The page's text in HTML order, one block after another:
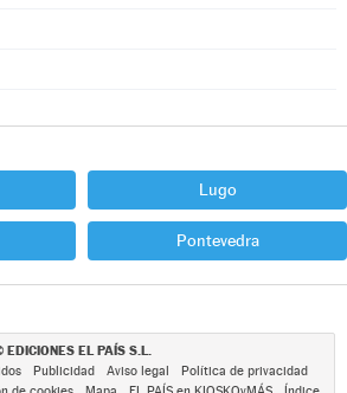
Lugo
Pontevedra
EDICIONES EL PAÍS S.L.
Publicidad Aviso legal
Política de privacidad